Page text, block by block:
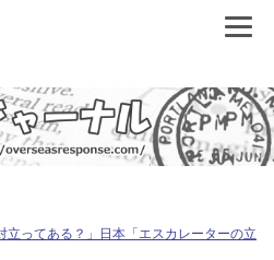
立ってある？」日本「エスカレーターの立